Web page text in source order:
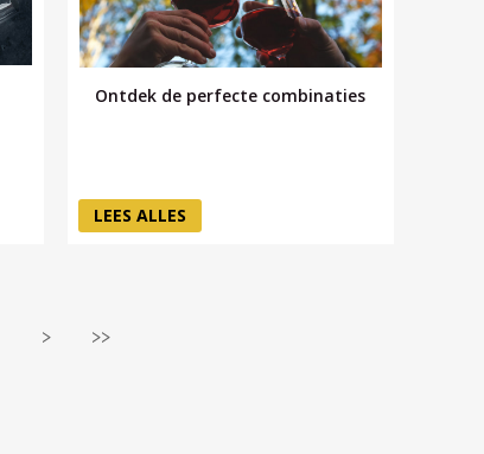
Ontdek de perfecte combinaties
LEES ALLES
> >>